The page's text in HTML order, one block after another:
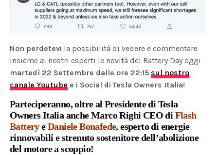
Non perdetevi la possibilità di vedere e commentare
insieme ai nostri esperti le novità del Battery Day oggi
martedì 22 Settembre dalle ore 22:15sul nostro
canale Youtube e i Social di Tesla Owners Italia!
Parteciperanno, oltre al Presidente di Tesla
Owners Italia anche Marco Righi CEO di Flash
Batterye Daniele Bonafede,esperto di energie
rinnovabili e strenuto sostenitore dell’abolizione
del motore a scoppio!